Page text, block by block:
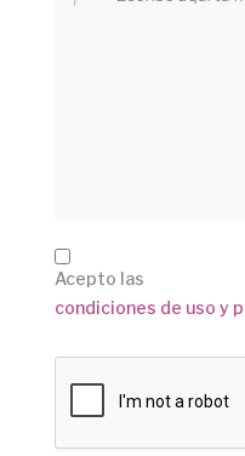
Acepto las
condiciones de uso y